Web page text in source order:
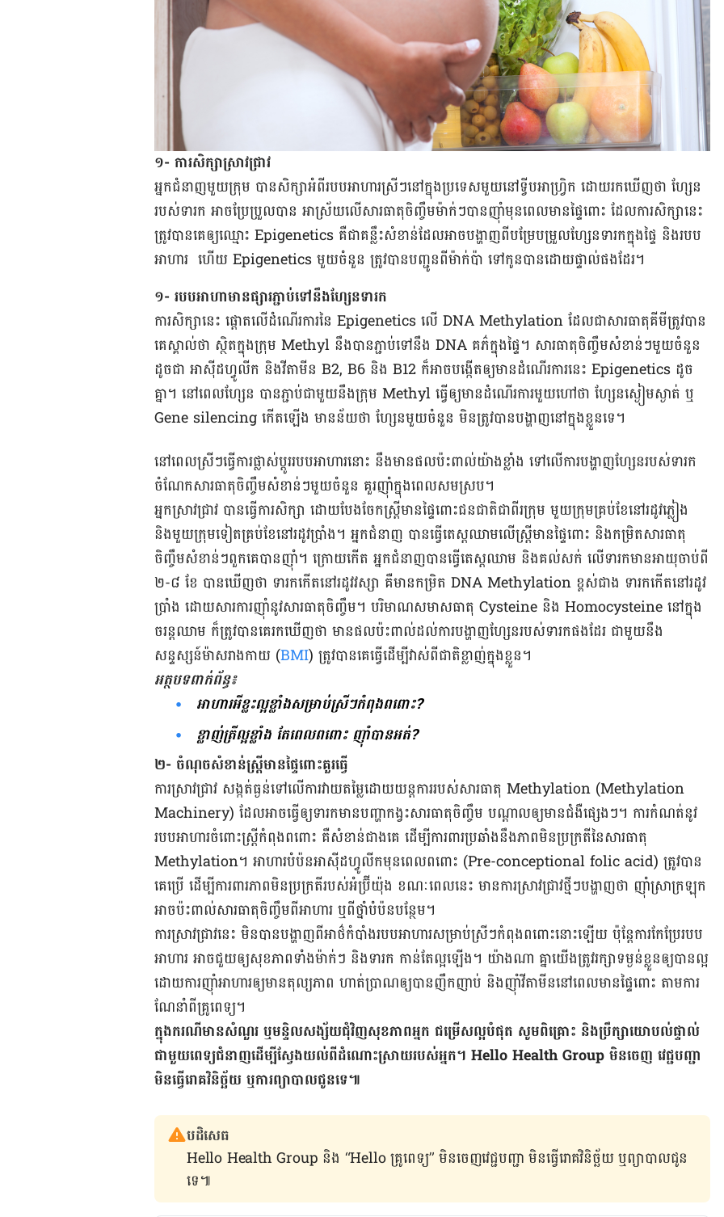
១- ការសិក្សា​ស្រាវជ្រាវ
អ្នក​ជំនាញ​មួយ​ក្រុម​ បាន​សិក្សា​អំពី​របប​អាហារស្រីៗ​នៅ​ក្នុង​ប្រទេសមួយ​នៅ​ទ្វីប​អាហ្រ្វិក ដោយ​​រក​ឃើញ​ថា ​ហ្សែន​
របស់​ទារក ​អាច​ប្រែ​ប្រួល​បាន​ អាស្រ័យ​លើ​សារ​ធាតុ​ចិញ្ចឹម​ម៉ាក់ៗ​​បាន​ញ៉ាំ​មុន​ពេល​​មាន​ផ្ទៃ​ពោះ ដែល​ការ​សិក្សា​នេះ​
ត្រូវ​បាន​គេ​ឲ្យ​ឈ្មោះ Epigenetics គឺ​ជា​គន្លឹះ​សំខាន់​ដែលអាច​​បង្ហាញ​ពីបម្រែ​បម្រួល​​ហ្សែនទារក​ក្នុង​ផ្ទៃ និង​របប
អាហារ ហើយ Epigenetics មួយ​ចំនួន​ ត្រូវ​បាន​បញ្ជូន​ពី​ម៉ាក់​ប៉ា ​ទៅ​កូន​បាន​ដោយ​ផ្ទាល់ផងដែរ។
១- របបអាហាមានផ្សារភ្ជាប់ទៅនឹងហ្សែនទារក
ការ​សិក្សា​នេះ​ ផ្តោត​លើ​ដំណើរ​ការ​នៃ Epigenetics លើ DNA Methylation ដែល​​ជា​សារ​ធាតុ​គីមី​ត្រូវ​បាន​
គេ​ស្គាល់​ថា ស្ថិត​ក្នុង​​ក្រុម Methyl នឹង​​បាន​ភ្ជាប់​ទៅ​នឹង DNA គភ៌​ក្នុង​ផ្ទៃ។ សារ​ធាតុ​ចិញ្ចឹម​សំខាន់​ៗ​មួយ​ចំនួន ​
ដូច​ជា អាស៊ីដ​ហ្វូលីក និង​វីតាមីន B2, B6 និង B12 ក៏​អាច​បង្កើត​ឲ្យ​មាន​ដំណើរ​ការ​នេះ​ Epigenetics ដូច​
គ្នា។ នៅ​ពេល​​ហ្សែន ​បាន​ភ្ជាប់​ជាមួយ​នឹង​ក្រុម Methyl ធ្វើ​ឲ្យមាន​ដំណើរ​ការ​មួយ​ហៅ​ថា ​ហ្សែនស្ងៀម​ស្ងាត់ ឬ
Gene silencing កើត​ឡើង មាន​ន័យ​ថា ហ្សែន​មួយ​ចំនួន​ មិន​ត្រូវ​បាន​បង្ហាញ​នៅ​ក្នុង​ខ្លួន​ទេ។
នៅ​ពេលស្រីៗធ្វើ​ការ​ផ្លាស់​ប្តូរ​របប​អាហារ​នោះ ​នឹង​មាន​ផល​ប៉ះ​ពាល់​យ៉ាង​ខ្លាំង ​ទៅ​លើ​ការ​បង្ហាញ​​​ហ្សែន​របស់​ទារក
ចំណែក​សារ​ធាតុ​ចិញ្ចឹម​សំខាន់​ៗ​មួយ​ចំនួន ​គួរ​ញ៉ាំ​ក្នុង​ពេល​សម​ស្រប។
អ្នក​ស្រាវ​ជ្រាវ​ បាន​ធ្វើ​ការ​សិក្សា​ ដោយ​បែង​ចែក​ស្រ្តី​មាន​ផ្ទៃ​ពោះ​ជន​ជាតិ​ជា​ពីរ​ក្រុម មួយ​ក្រុម​គ្រប់​ខែ​នៅ​រដូវ​ភ្លៀង
និង​មួយ​ក្រុម​ទៀត​គ្រប់​ខែ​នៅ​រដូវ​ប្រាំង។ អ្នក​ជំនាញ​ បាន​ធ្វើ​តេស្ត​ឈាម​លើ​ស្ត្រី​មាន​ផ្ទៃ​ពោះ និង​កម្រិត​សារ​ធាតុ​
ចិញ្ចឹម​សំខាន់​ៗ​ពួក​គេ​បាន​ញ៉ាំ។ ក្រោយ​កើត​ អ្នក​ជំនាញ​បាន​ធ្វើ​តេស្ត​ឈាម និង​គល់​សក់​ លើទារក​​មាន​អាយុ​ចាប់ពី
២-៨ ខែ បាន​ឃើញ​ថា​ ទារក​កើត​នៅ​រដូវ​វស្សា ​គឺ​មាន​កម្រិត ​DNA Methylation ខ្ពស់​ជាង​ ទារក​កើត​នៅ​រដូវ​
ប្រាំង ​ដោយ​សារ​ការ​ញ៉ាំ​នូវ​សារធាតុ​ចិញ្ចឹម។ បរិមាណ​សមាស​ធាតុ Cysteine និង Homocysteine នៅ​ក្នុង​
ចរន្ត​ឈាម​ ក៏​ត្រូវ​បាន​គេ​រក​ឃើញ​ថា​ មាន​ផល​ប៉ះ​ពាល់​ដល់​ការ​បង្ហាញ​ហ្សែន​របស់​ទារកផងដែរ ជាមួយ​នឹង​
សន្ទស្សន៍​ម៉ាស​រាង​កាយ (BMI) ​ត្រូវ​បាន​គេ​ធ្វើ​ដើម្បី​វាស់​ពី​ជាតិ​ខ្លាញ់​ក្នុង​ខ្លួន។
អត្ថបទ​ពាក់ព័ន្ធ៖
អាហារអីខ្លះ​ល្អ​ខ្លាំង​សម្រាប់​ស្រីៗកំពុងពពោះ?
ខ្លាញ់​ត្រី​ល្អ​ខ្លាំង តែ​ពេល​ពពោះ​ ញ៉ាំ​បាន​អត់?
២- ចំណុច​សំខាន់​ស្រី្តមានផ្ទៃពោះគួរធ្វើ
ការ​ស្រាវ​ជ្រាវ​ ​សង្កត់​ធ្ងន់​ទៅ​លើការ​វាយ​តម្លៃ​ដោយ​​យន្ត​ការរបស់​សារធាតុ ​Methylation (​Methylation
Machinery) ដែល​អាច​ធ្វើ​ឲ្យ​ទារក​មាន​បញ្ហា​កង្វះ​សារ​ធាតុ​ចិញ្ចឹម ​បណ្តាល​ឲ្យ​មាន​ជំងឺផ្សេងៗ។ ការ​កំណត់​នូវ​
របប​អាហារ​ចំពោះ​ស្ត្រី​កំពុង​ពពោះ ​គឺ​សំខាន់​ជាង​គេ ដើម្បី​ការ​ពារ​ប្រឆាំង​នឹង​ភាព​មិន​ប្រក្រតី​នៃសារធាតុ
Methylation។ អាហារ​បំប៉ន​អាស៊ីដហ្វូលីកមុន​ពេល​ពពោះ (Pre-conceptional folic acid) ត្រូវ​បាន​
គេ​ប្រើ​ ដើម្បី​ការ​ពារ​ភាព​មិន​ប្រក្រតី​របស់​អំប្រ៊ីយ៉ុង ខណៈ​ពេល​នេះ មាន​​ការ​ស្រាវ​ជ្រាវ​ថ្មី​ៗ​បង្ហាញ​ថា ​ញ៉ាំ​ស្រា​ក្រឡុក​
អាច​ប៉ះពាល់​សារ​ធាតុ​ចិញ្ចឹម​ពី​អាហារ ឬ​ពី​ថ្នាំ​បំប៉ន​បន្ថែម។
ការ​ស្រាវ​ជ្រាវ​នេះ​ មិន​បាន​បង្ហាញ​ពី​អាថ៌​កំបាំង​​របប​អាហារសម្រាប់​ស្រីៗ​កំពុង​ពពោះ​នោះ​ឡើយ ប៉ុន្តែ​ការ​កែ​ប្រែ​របប​
អាហារ ​អាច​ជួយ​ឲ្យ​សុខ​ភាព​ទាំង​ម៉ាក់ៗ និង​ទារក កាន់​តែ​ល្អ​ឡើង។ យ៉ាង​ណា គ្នា​យើង​ត្រូវ​រក្សា​ទម្ងន់​ខ្លួន​ឲ្យ​បាន​ល្អ
ដោយ​ការ​ញ៉ាំ​អាហារ​ឲ្យ​មាន​តុល្យភាព ហាត់​ប្រាណ​ឲ្យ​បាន​ញឹក​ញាប់ និង​ញ៉ាំ​វីតាមីន​នៅ​ពេល​មាន​ផ្ទៃ​ពោះ ​តាមការ​
ណែនាំ​ពីគ្រូពេទ្យ។
ក្នុង​ករណី​មាន​សំណួរ ឬ​មន្ទិល​សង្ស័យ​ជុំវិញ​សុខ​ភាព​អ្នក ជម្រើស​ល្អ​បំផុត សូម​ពិគ្រោះ និង​ប្រឹក្សា​យោបល់​ផ្ទាល់​
ជា​មួយ​ពេទ្យ​ជំនាញ​ដើម្បី​ស្វែង​យល់​ពី​ដំណោះ​ស្រាយ​របស់​អ្នក។ Hello Health Group មិនចេញ វេជ្ជបញ្ជា
មិនធ្វើរោគវិនិច្ឆ័យ ឬការព្យាបាលជូនទេ៕
បដិសេធ
Hello Health Group និង “Hello គ្រូពេទ្យ” មិន​ចេញ​វេជ្ជបញ្ជា មិន​ធ្វើ​រោគវិនិច្ឆ័យ ឬ​ព្យាបាល​ជូន​
ទេ៕